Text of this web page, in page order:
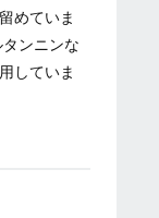
めていま
ンニンな
していま